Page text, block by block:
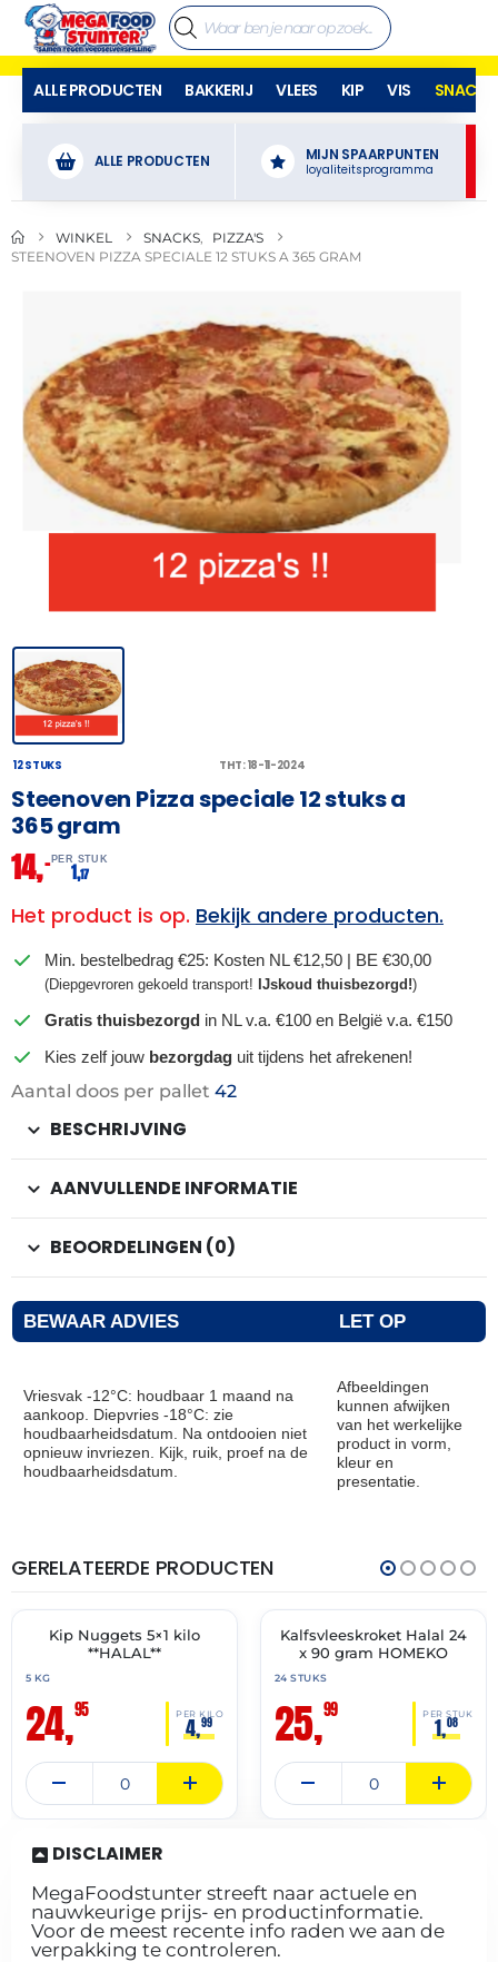
ALLE PRODUCTEN BAKKERIJ VLEES KIP VIS SNACKS
ALLE PRODUCTEN MIJN SPAARPUNTEN
loyaliteitsprogramma
WINKEL SNACKS
PIZZA'S
STEENOVEN PIZZA SPECIALE 12 STUKS A 365 GRAM
12 STUKS THT: 18-11-2024
Steenoven Pizza speciale 12 stuks a
365 gram
14,– PER STUK
1,17
Het product is op. Bekijk andere producten.
Min. bestelbedrag €25: Kosten NL €12,50 | BE €30,00
(Diepgevroren gekoeld transport! IJskoud thuisbezorgd!)
Gratis thuisbezorgd in NL v.a. €100 en België v.a. €150
Kies zelf jouw bezorgdag uit tijdens het afrekenen!
Aantal doos per pallet 42
BESCHRIJVING
AANVULLENDE INFORMATIE
BEOORDELINGEN (0)
BEWAAR ADVIES LET OP
Vriesvak -12°C: houdbaar 1 maand na
aankoop. Diepvries -18°C: zie
houdbaarheidsdatum. Na ontdooien niet
opnieuw invriezen. Kijk, ruik, proef na de
houdbaarheidsdatum.
Afbeeldingen
kunnen afwijken
van het werkelijke
product in vorm,
kleur en
presentatie.
GERELATEERDE PRODUCTEN
✓ VAST ASSORTIMENT
THT:
16-
Kip Nuggets 5×1 kilo
**HALAL**
5 KG
24,95 PER KILO
4,99
✓ VAST ASSORTIMENT
Kalfsvleeskroket Halal 24
x 90 gram HOMEKO
24 STUKS
25,99 PER STUK
1,08
DISCLAIMER
MegaFoodstunter streeft naar actuele en
nauwkeurige prijs- en productinformatie.
Voor de meest recente info raden we aan de
verpakking te controleren.